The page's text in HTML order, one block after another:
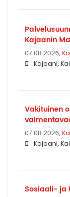
Kajaanin
07.08.2026,
Kajaani,
Vakituinen
07.08.2026,
Kajaani,
Sosiaali- ja